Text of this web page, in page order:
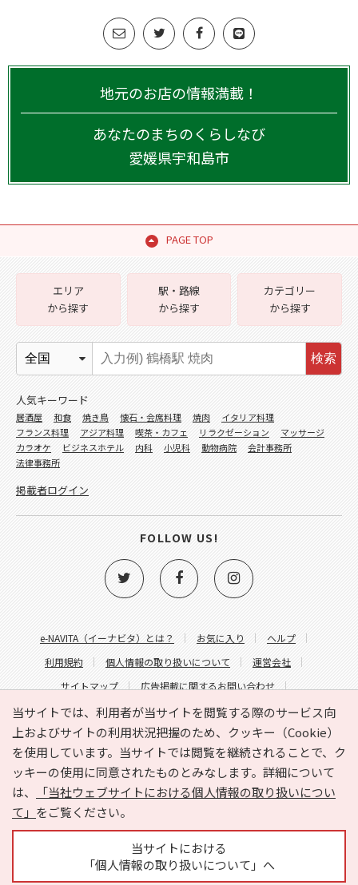
地元のお店の情報満載！
あなたのまちのくらしなび
愛媛県宇和島市
PAGE TOP
当サイトでは、利用者が当サイトを閲覧する際のサービス向
上およびサイトの利用状況把握のため、クッキー（Cookie）
を使用しています。当サイトでは閲覧を継続されることで、ク
ッキーの使用に同意されたものとみなします。詳細について
は、
「当社ウェブサイトにおける個人情報の取り扱いについ
て」 をご覧ください。
当サイトにおける
「個人情報の取り扱いについて」へ
e-NAVITA（イーナビタ）とは？ お気に入り
ヘルプ
利用規約
個人情報の取り扱いについて
運営会社
サイトマップ
広告掲載に関するお問い合わせ
サイトの内容に関するお問い合わせ
エリア
から探す
駅・路線
から探す
カテゴリー
から探す
検索
人気キーワード
居酒屋 和食 焼き鳥 懐石・会席料理 焼肉
イタリア料理
フランス料理
アジア料理 喫茶・カフェ リラクゼーション
マッサージ
カラオケ
ビジネスホテル 内科 小児科 動物病院
会計事務所
法律事務所
掲載者ログイン
FOLLOW US!
Copyright © HYOJITO.Co.,Ltd. All Rights Reserved.